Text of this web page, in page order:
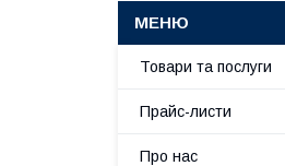
Товари та послуги
Прайс-листи
Про нас